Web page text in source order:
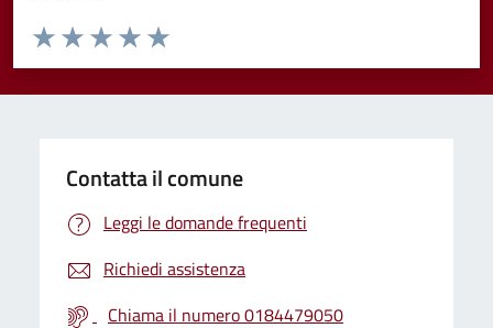
Valuta da 1 a 5 stelle la pagina
Valuta 5 stelle su 5
Valuta 4 stelle su 5
Valuta 3 stelle su 5
Valuta 2 stelle su 5
Valuta 1 stelle su 5
Contatta il comune
Leggi le domande frequenti
Richiedi assistenza
Chiama il numero 0184479050